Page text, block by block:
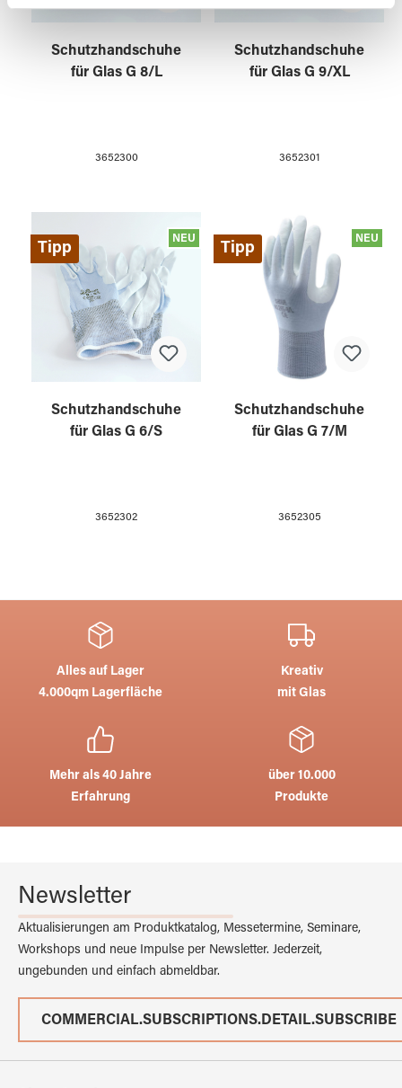
gesammelt haben.
Schutzhandschuhe
für Glas G 8/L
3652300
Schutzhandschuhe
für Glas G 9/XL
3652301
NEU
Tipp
Schutzhandschuhe
für Glas G 6/S
3652302
NEU
Tipp
Schutzhandschuhe
für Glas G 7/M
3652305
Alles auf Lager
4.000qm Lagerfläche
Kreativ
mit Glas
Mehr als 40 Jahre
Erfahrung
über 10.000
Produkte
Newsletter
Aktualisierungen am Produktkatalog, Messetermine, Seminare,
Workshops und neue Impulse per Newsletter. Jederzeit,
ungebunden und einfach abmeldbar.
COMMERCIAL.SUBSCRIPTIONS.DETAIL.SUBSCRIBE